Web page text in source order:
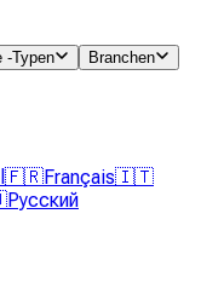
-Typen
Branchen
🇫🇷Français🇮🇹
Русский